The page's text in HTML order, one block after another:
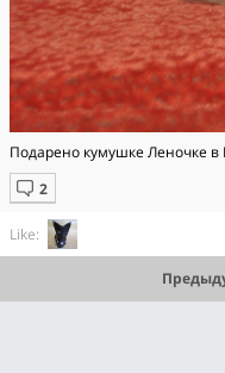
Подарено кумушке Леночке в
Like: